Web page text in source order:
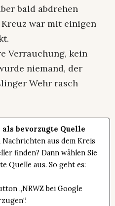
bald abdrehen
war mit einigen
Verrauchung, kein
niemand, der
Wehr rasch
als bevorzugte Quelle
Nachrichten aus dem Kreis
finden? Dann wählen Sie
Quelle aus. So geht es:
„NRWZ bei Google